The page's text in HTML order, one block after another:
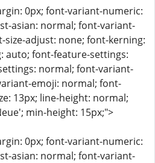
0px; font-variant-numeric:
asian: normal; font-variant-
adjust: none; font-kerning:
auto; font-feature-settings:
normal; font-variant-
emoji: normal; font-
13px; line-height: normal;
min-height: 15px;">
0px; font-variant-numeric:
asian: normal; font-variant-